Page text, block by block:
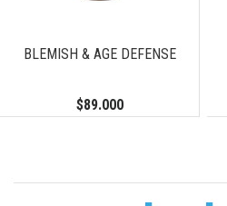
BLEMISH & AGE DEFENSE
$89.000